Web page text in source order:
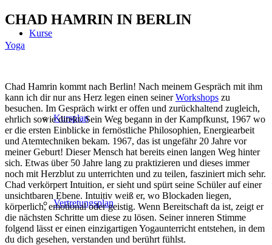
Kurse
Kursplan
Vertretungsplan
CHAD HAMRIN IN BERLIN
Yoga
Chad Hamrin kommt nach Berlin! Nach meinem Gespräch mit ihm
kann ich dir nur ans Herz legen einen seinerWorkshops zu
besuchen. Im Gespräch wirkt er offen und zurückhaltend zugleich,
ehrlich sowie direkt. Sein Weg begann in der Kampfkunst, 1967 wo
er die ersten Einblicke in fernöstliche Philosophien, Energiearbeit
und Atemtechniken bekam. 1967, das ist ungefähr 20 Jahre vor
meiner Geburt! Dieser Mensch hat bereits einen langen Weg hinter
sich. Etwas über 50 Jahre lang zu praktizieren und dieses immer
noch mit Herzblut zu unterrichten und zu teilen, fasziniert mich sehr.
Chad verkörpert Intuition, er sieht und spürt seine Schüler auf einer
unsichtbaren Ebene. Intuitiv weiß er, wo Blockaden liegen,
körperlich, emotional oder geistig. Wenn Bereitschaft da ist, zeigt er
die nächsten Schritte um diese zu lösen. Seiner inneren Stimme
folgend lässt er einen einzigartigen Yogaunterricht entstehen, in dem
du dich gesehen, verstanden und berührt fühlst.